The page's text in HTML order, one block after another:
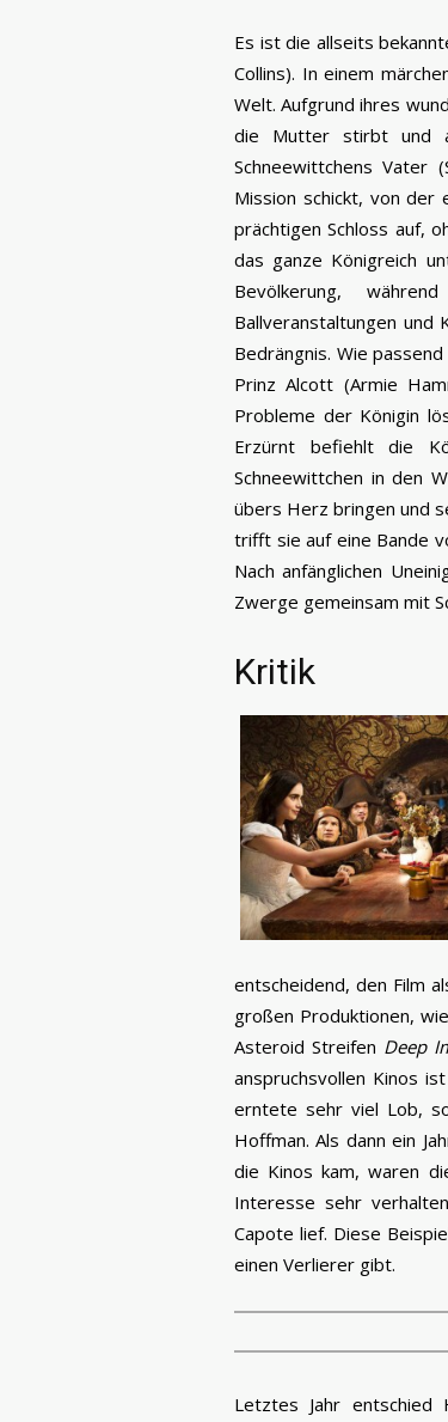
Es ist die allseits
Collins). In einem
Welt. Aufgrund ihres
die Mutter stirbt und
Schneewittchens Vater
Mission schickt, von der
prächtigen Schloss auf,
das ganze Königreich
Bevölkerung,
Ballveranstaltungen
Bedrängnis. Wie
Prinz Alcott (Armie
Probleme der Königin
Erzürnt befiehlt die
Schneewittchen in den
übers Herz bringen und
trifft sie auf eine Bande
Nach anfänglichen
Zwerge gemeinsam mit
Kritik
entscheidend, den Film
großen Produktionen, wie
Asteroid Streifen Deep
anspruchsvollen Kinos
erntete sehr viel Lob,
Hoffman. Als dann ein
die Kinos kam, waren
Interesse sehr
Capote lief. Diese
einen Verlierer gibt.
Letztes Jahr entschied